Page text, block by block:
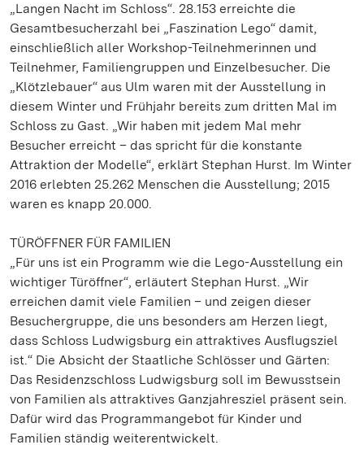
„Langen Nacht im Schloss“. 28.153 erreichte die
Gesamtbesucherzahl bei „Faszination Lego“ damit,
einschließlich aller Workshop-Teilnehmerinnen und
Teilnehmer, Familiengruppen und Einzelbesucher. Die
„Klötzlebauer“ aus Ulm waren mit der Ausstellung in
diesem Winter und Frühjahr bereits zum dritten Mal im
Schloss zu Gast. „Wir haben mit jedem Mal mehr
Besucher erreicht – das spricht für die konstante
Attraktion der Modelle“, erklärt Stephan Hurst. Im Winter
2016 erlebten 25.262 Menschen die Ausstellung; 2015
waren es knapp 20.000.
TÜRÖFFNER FÜR FAMILIEN
„Für uns ist ein Programm wie die Lego-Ausstellung ein
wichtiger Türöffner“, erläutert Stephan Hurst. „Wir
erreichen damit viele Familien – und zeigen dieser
Besuchergruppe, die uns besonders am Herzen liegt,
dass Schloss Ludwigsburg ein attraktives Ausflugsziel
ist.“ Die Absicht der Staatliche Schlösser und Gärten:
Das Residenzschloss Ludwigsburg soll im Bewusstsein
von Familien als attraktives Ganzjahresziel präsent sein.
Dafür wird das Programmangebot für Kinder und
Familien ständig weiterentwickelt.